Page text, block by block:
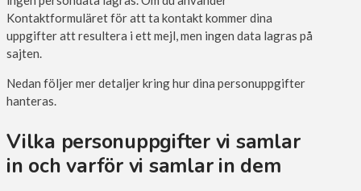
Kontaktformuläret för att ta kontakt kommer dina
uppgifter att resultera i ett mejl, men ingen data lagras på
sajten.
Nedan följer mer detaljer kring hur dina personuppgifter
hanteras.
Vilka personuppgifter vi samlar
in och varför vi samlar in dem